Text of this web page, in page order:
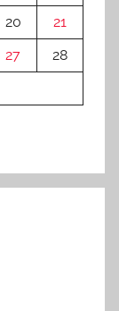
20
21
27
28